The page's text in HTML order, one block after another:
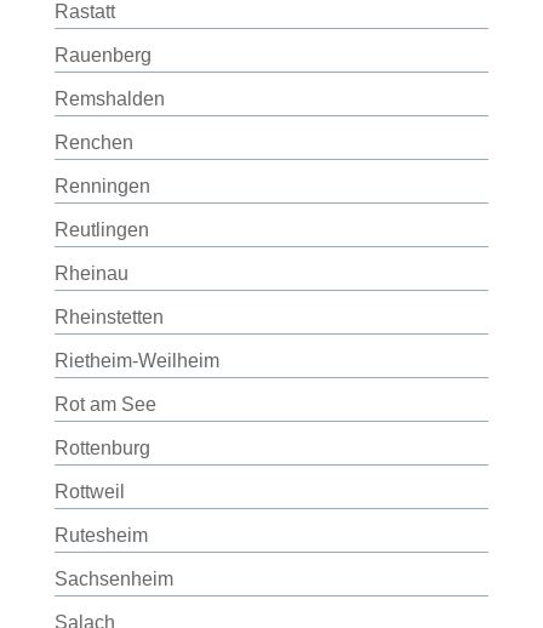
Rastatt
Rauenberg
Remshalden
Renchen
Renningen
Reutlingen
Rheinau
Rheinstetten
Rietheim-Weilheim
Rot am See
Rottenburg
Rottweil
Rutesheim
Sachsenheim
Salach